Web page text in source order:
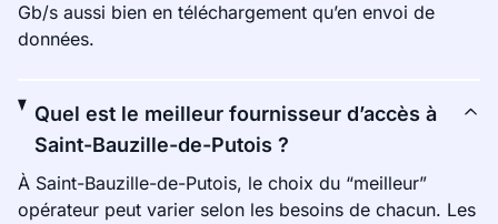
Gb/s aussi bien en téléchargement qu’en envoi de
données.
Quel est le meilleur fournisseur d’accès à
Saint-Bauzille-de-Putois ?
À Saint-Bauzille-de-Putois, le choix du “meilleur”
opérateur peut varier selon les besoins de chacun. Les